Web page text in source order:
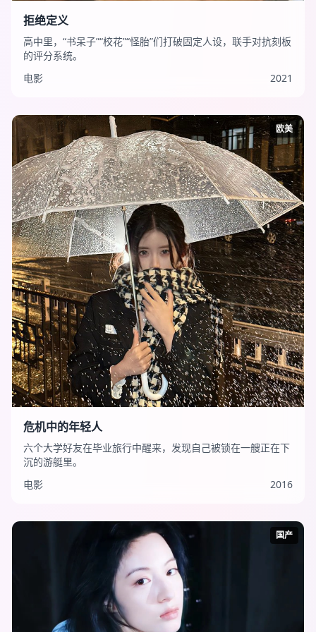
拒绝定义
高中里，“书呆子”“校花”“怪胎”们打破固定人设，联手对抗刻板
的评分系统。
电影
2021
欧美
危机中的年轻人
六个大学好友在毕业旅行中醒来，发现自己被锁在一艘正在下
沉的游艇里。
电影
2016
国产